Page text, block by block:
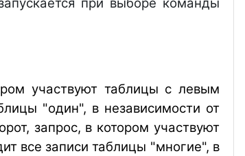
участвуют таблицы с левым
"один", в независимости от
запрос, в котором участвуют
все записи таблицы "многие", в